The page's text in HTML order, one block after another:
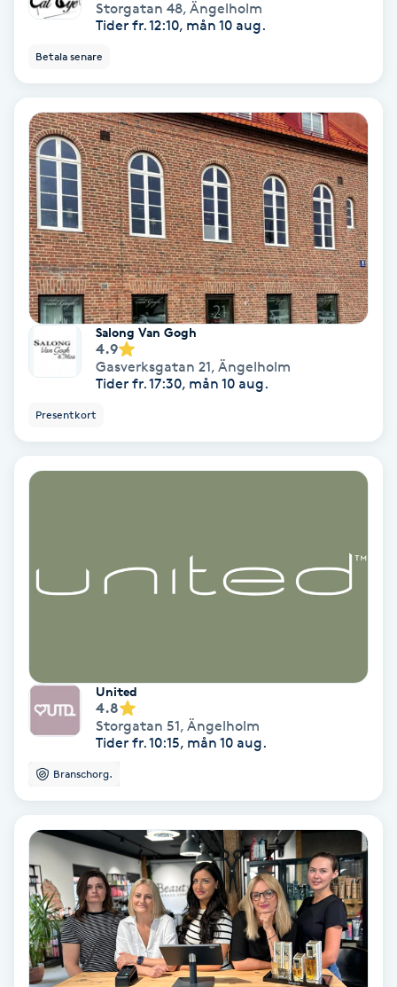
Lashlift Keratin
Liktornar
LPG
LPG-behandling
LPG-massage
Luggklippning
Manikyr & Pedikyr
Medial vägledning
Medicinsk massage
Meditation
Megavolymfransar
Melasma
Mesoterapi
Storgatan 48, Ängelholm
Tider fr. 12:10, mån 10 aug.
Betala senare
Salong Van Gogh
4.9
Gasverksgatan 21, Ängelholm
Tider fr. 17:30, mån 10 aug.
Presentkort
United
4.8
Storgatan 51, Ängelholm
Tider fr. 10:15, mån 10 aug.
Branschorg.